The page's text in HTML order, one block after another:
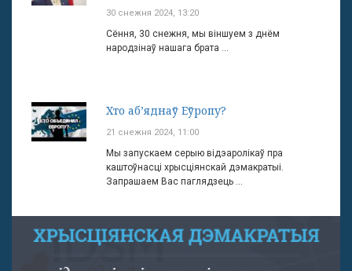
30 снежня 2024, 13:20
Сёння, 30 снежня, мы віншуем з днём
народзінаў нашага брата ...
Хто аб’яднаў Еўропу?
21 снежня 2024, 11:00
Мы запускаем серыю відэаролікаў пра
каштоўнасці хрысціянскай дэмакратыі.
Запрашаем Вас паглядзець ...